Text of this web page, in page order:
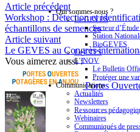
Article précédent
Workshop : Détection et
échantillons de semences
Article suivant
Le GEVES au Congrès
Vous aimerez aussi :
Portes
Qui sommes-nous ?
Le GEVES
Secteur
Station
BioGEVES
Le CTPS
L’INOV
Le Bulletin
Protéger une
Communications
Actualités
Newsletters
Ressources
Webinaires
Communiqués de